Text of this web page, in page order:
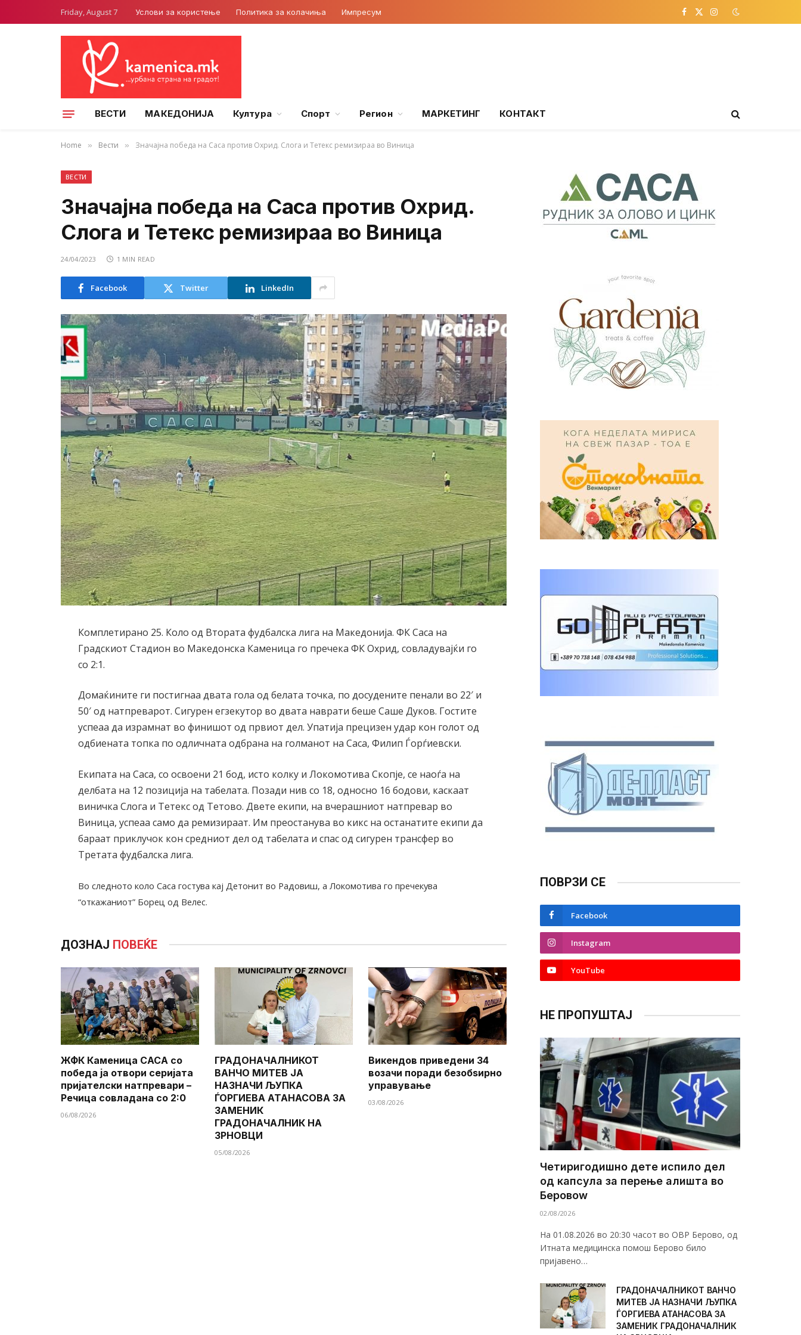
Friday, August 7 Услови за користење Политика за колачиња Импресум Facebook
X
Instagram
ВЕСТИ МАКЕДОНИЈА Култура Спорт Регион МАРКЕТИНГ КОНТАКТ
Home » Вести » Значајна победа на Саса против Охрид. Слога и Тетекс ремизираа во Виница
ВЕСТИ
Значајна победа на Саса против Охрид.
Слога и Тетекс ремизираа во Виница
24/04/2023 1 MIN READ
Facebook Twitter LinkedIn
Комплетирано 25. Коло од Втората фудбалска лига на Македонија. ФК Саса на
Градскиот Стадион во Македонска Каменица го пречека ФК Охрид, совладувајќи го
со 2:1.
Домаќините ги постигнаа двата гола од белата точка, по досудените пенали во 22′ и
50′ од натпреварот. Сигурен егзекутор во двата наврати беше Саше Дуков. Гостите
успеаа да израмнат во финишот од првиот дел. Упатија прецизен удар кон голот од
одбиената топка по одличната одбрана на голманот на Саса, Филип Ѓорѓиевски.
Екипата на Саса, со освоени 21 бод, исто колку и Локомотива Скопје, се наоѓа на
делбата на 12 позиција на табелата. Позади нив со 18, односно 16 бодови, каскаат
виничка Слога и Тетекс од Тетово. Двете екипи, на вчерашниот натпревар во
Виница, успеаа само да ремизираат. Им преостанува во кикс на останатите екипи да
бараат приклучок кон средниот дел од табелата и спас од сигурен трансфер во
Третата фудбалска лига.
Во следното коло Саса гостува кај Детонит во Радовиш, а Локомотива го пречекува
“откажаниот” Борец од Велес.
ДОЗНАЈ ПОВЕЌЕ
ЖФК Каменица САСА со
победа ја отвори серијата
пријателски натпревари –
Речица совладана со 2:0
06/08/2026
ГРАДОНАЧАЛНИКОТ
ВАНЧО МИТЕВ ЈА
НАЗНАЧИ ЉУПКА
ЃОРГИЕВА АТАНАСОВА ЗА
ЗАМЕНИК
ГРАДОНАЧАЛНИК НА
ЗРНОВЦИ
05/08/2026
Викендов приведени 34
возачи поради безобѕирно
управување
03/08/2026
ПОВРЗИ СЕ
Facebook
Instagram
YouTube
НЕ ПРОПУШТАЈ
Четиригодишно дете испило дел
од капсула за перење алишта во
Беровоw
02/08/2026
На 01.08.2026 во 20:30 часот во ОВР Берово, од
Итната медицинска помош Берово било
пријавено…
ГРАДОНАЧАЛНИКОТ ВАНЧО
МИТЕВ ЈА НАЗНАЧИ ЉУПКА
ЃОРГИЕВА АТАНАСОВА ЗА
ЗАМЕНИК ГРАДОНАЧАЛНИК